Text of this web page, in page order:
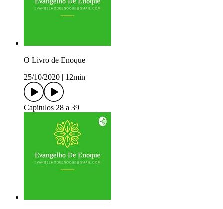
O Livro de Enoque
25/10/2020
12min
Capítulos 28 a 39